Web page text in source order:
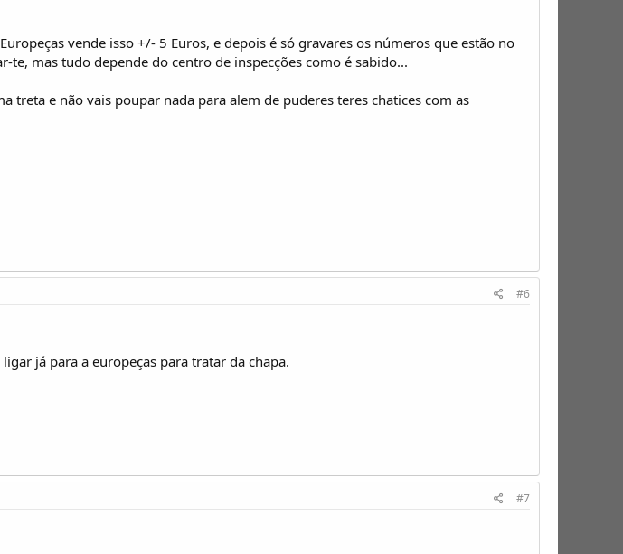
vende isso +/- 5 Euros, e depois é só gravares os números que estão no
te, mas tudo depende do centro de inspecções como é sabido...
treta e não vais poupar nada para alem de puderes teres chatices com as
#6
já para a europeças para tratar da chapa.
#7